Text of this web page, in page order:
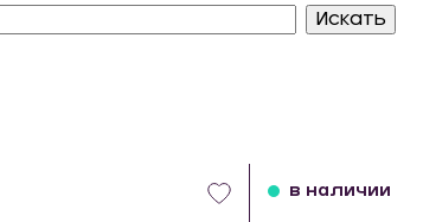
в наличии